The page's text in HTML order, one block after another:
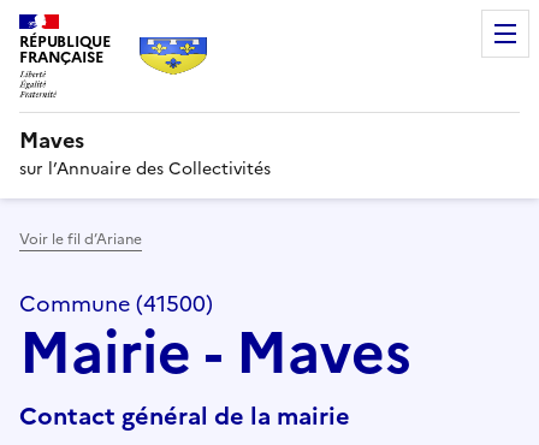
RÉPUBLIQUE
FRANÇAISE
Maves
sur l’Annuaire des Collectivités
Voir le fil d’Ariane
Commune (41500)
Mairie - Maves
Contact général de la mairie